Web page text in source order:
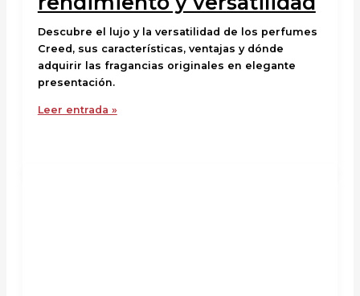
Descubre el lujo y la versatilidad de los perfumes
Creed, sus características, ventajas y dónde
adquirir las fragancias originales en elegante
presentación.
Leer entrada »